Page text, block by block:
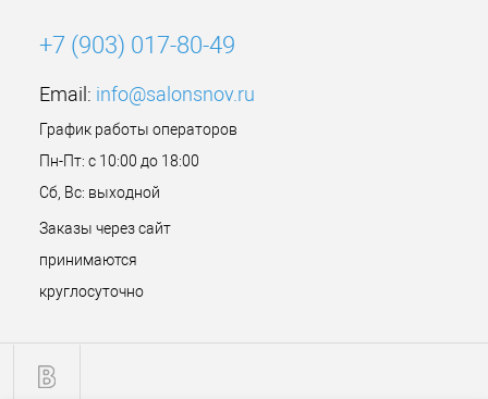
+7 (903) 017-80-49
Email: info@salonsnov.ru
График работы операторов
Пн-Пт: с 10:00 до 18:00
Сб, Вс: выходной
Заказы через сайт
принимаются
круглосуточно